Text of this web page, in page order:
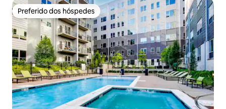
Preferido dos hóspedes
Preferido dos hóspedes